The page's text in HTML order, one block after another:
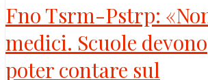
Fno Tsrm-Pstrp:
medici. Scuole devono
poter contare sul